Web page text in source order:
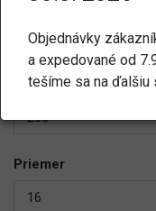
Šírka
205
Priemer
16
Objednávky
a expedované od
tešíme sa na ďalšiu